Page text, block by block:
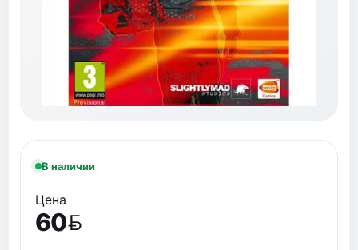
В наличии
Цена
60
BYN